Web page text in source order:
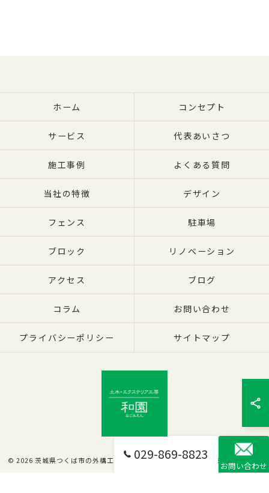
029-869-8823
お問い合わせ
ホーム コンセプト
サービス 代表あいさつ
施工事例 よくある質問
当社の特徴 デザイン
フェンス 駐車場
ブロック リノベーション
アクセス ブログ
コラム お問い合わせ
プライバシーポリシー サイトマップ
© 2026 茨城県つくば市の外構工事なら有限会社和園 ALL RIGHTS RESERVED.